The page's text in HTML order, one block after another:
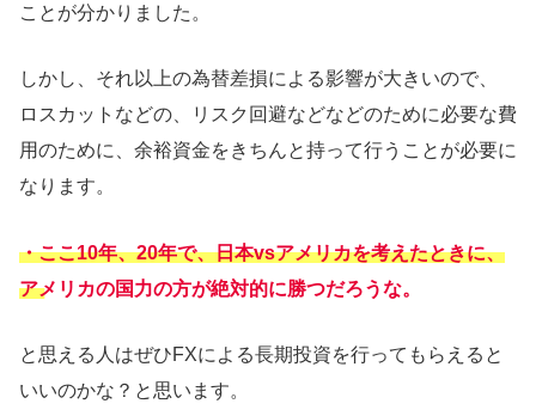
ことが分かりました。
しかし、それ以上の為替差損による影響が大きいので、
ロスカットなどの、リスク回避などなどのために必要な費
用のために、余裕資金をきちんと持って行うことが必要に
なります。
・ここ10年、20年で、日本vsアメリカを考えたときに、
アメリカの国力の方が絶対的に勝つだろうな。
と思える人はぜひFXによる長期投資を行ってもらえると
いいのかな？と思います。